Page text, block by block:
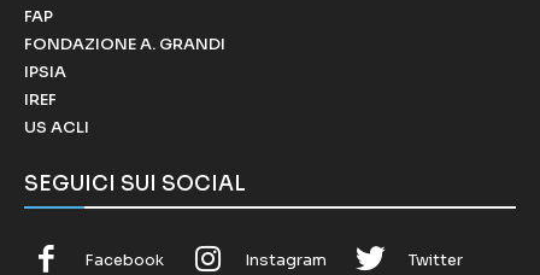
FAP
FONDAZIONE A. GRANDI
IPSIA
IREF
US ACLI
SEGUICI SUI SOCIAL
Facebook Instagram Twitter